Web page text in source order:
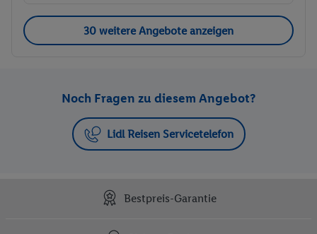
30 weitere Angebote anzeigen
Noch Fragen zu diesem Angebot?
Lidl Reisen Servicetelefon
Bestpreis-Garantie